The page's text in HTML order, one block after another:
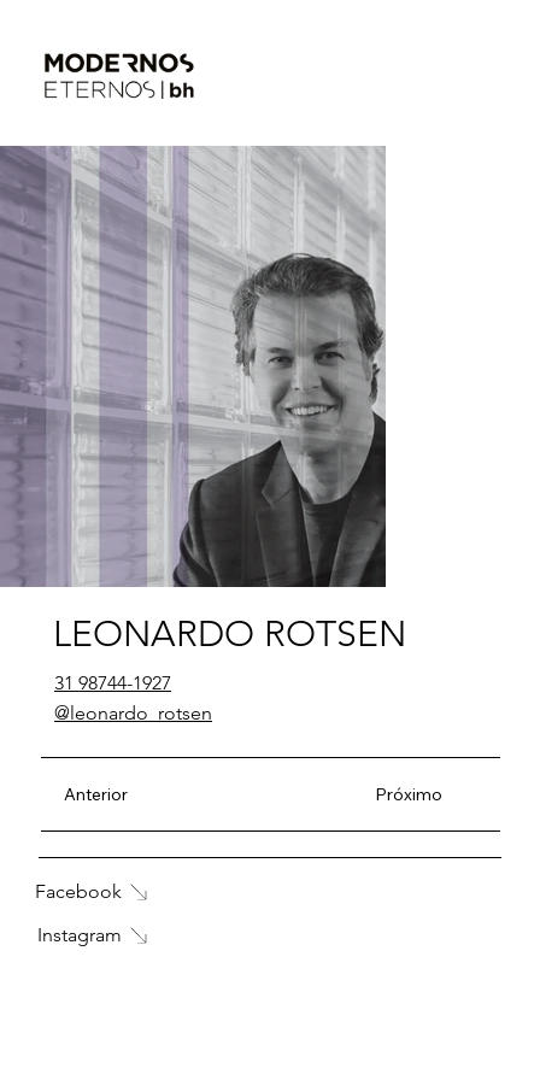
LEONARDO ROTSEN
31 98744-1927
@leonardo_rotsen
Anterior Próximo
Facebook
Instagram